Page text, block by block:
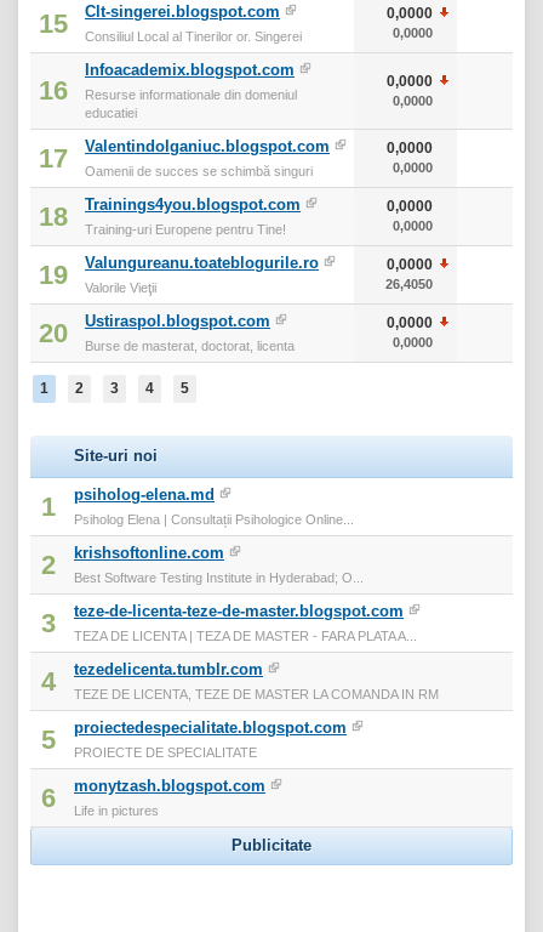
15 Clt-singerei.blogspot.com
Consiliul Local al Tinerilor or. Singerei
0,0000
0,0000
16
Infoacademix.blogspot.com
Resurse informationale din domeniul
educatiei
0,0000
0,0000
17 Valentindolganiuc.blogspot.com
Oamenii de succes se schimbă singuri
0,0000
0,0000
18 Trainings4you.blogspot.com
Training-uri Europene pentru Tine!
0,0000
0,0000
19 Valungureanu.toateblogurile.ro
Valorile Vieţii
0,0000
26,4050
20 Ustiraspol.blogspot.com
Burse de masterat, doctorat, licenta
0,0000
0,0000
1 2 3 4 5
Site-uri noi
1 psiholog-elena.md
Psiholog Elena | Consultații Psihologice Online...
2 krishsoftonline.com
Best Software Testing Institute in Hyderabad; O...
3 teze-de-licenta-teze-de-master.blogspot.com
TEZA DE LICENTA | TEZA DE MASTER - FARA PLATA A...
4 tezedelicenta.tumblr.com
TEZE DE LICENTA, TEZE DE MASTER LA COMANDA IN RM
5 proiectedespecialitate.blogspot.com
PROIECTE DE SPECIALITATE
6 monytzash.blogspot.com
Life in pictures
Publicitate